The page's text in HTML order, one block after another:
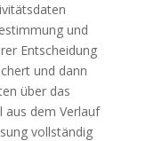
und
Entscheidung
und dann
über das
aus dem Verlauf
vollständig